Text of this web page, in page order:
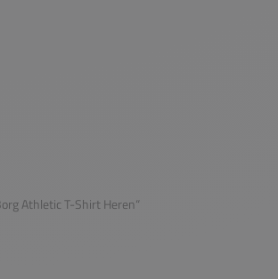
Athletic T-Shirt Heren“